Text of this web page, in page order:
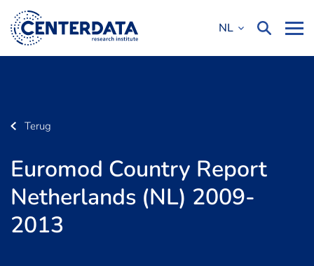
NL
Terug
Euromod Country Report
Netherlands (NL) 2009-
2013